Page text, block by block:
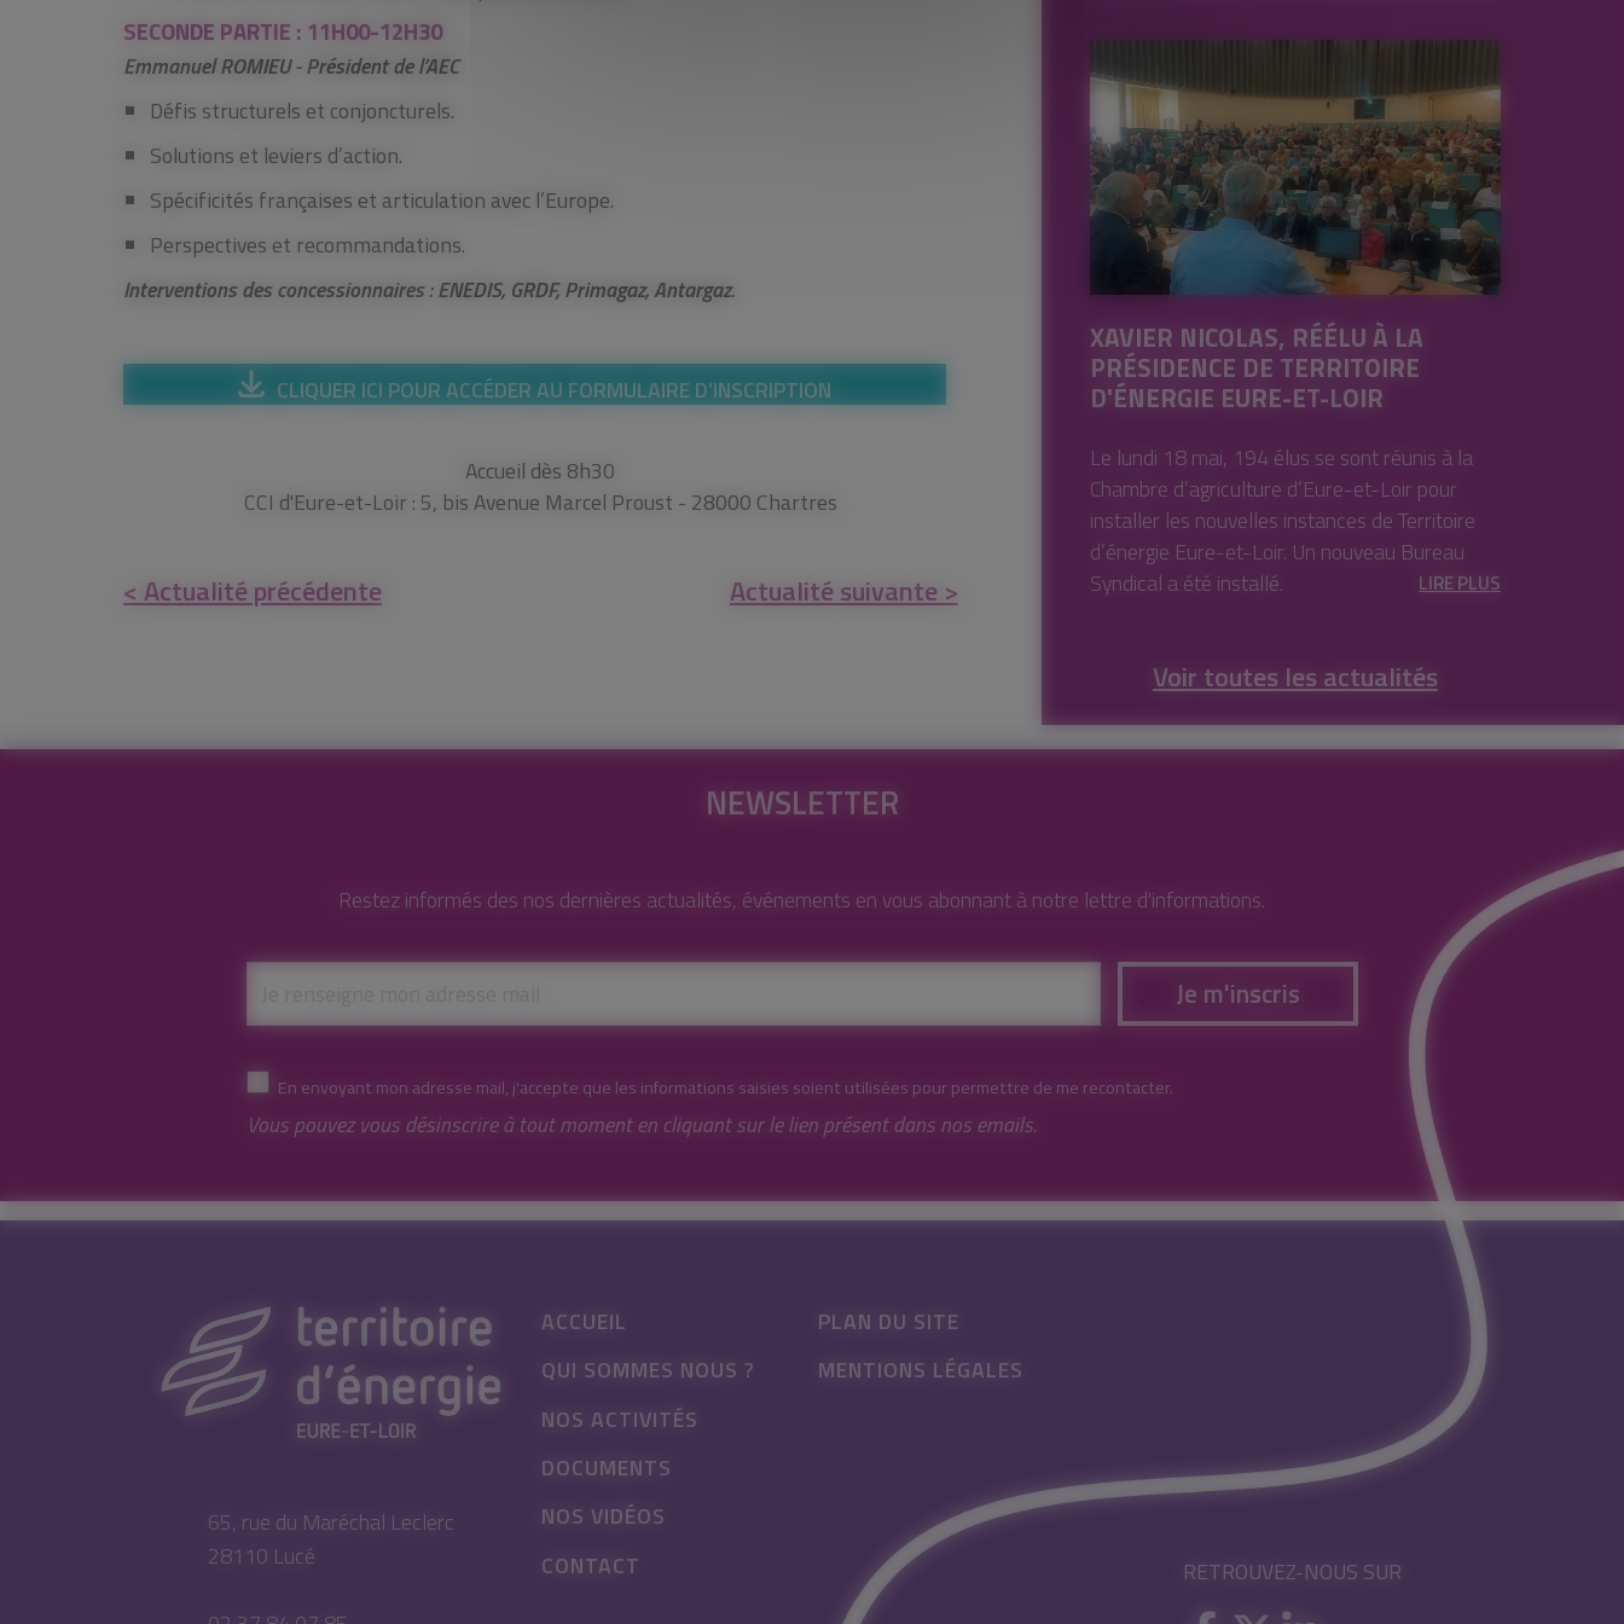
SECONDE PARTIE : 11H00-12H30
Emmanuel ROMIEU - Président de l’AEC
Défis structurels et conjoncturels.
Solutions et leviers d’action.
Spécificités françaises et articulation avec l’Europe.
Perspectives et recommandations.
Interventions des concessionnaires : ENEDIS, GRDF, Primagaz, Antargaz.
CLIQUER ICI POUR ACCÉDER AU FORMULAIRE D'INSCRIPTION
Accueil dès 8h30
CCI d'Eure-et-Loir : 5, bis Avenue Marcel Proust - 28000 Chartres
< Actualité précédente Actualité suivante >
XAVIER NICOLAS, RÉÉLU À LA
PRÉSIDENCE DE TERRITOIRE
D'ÉNERGIE EURE-ET-LOIR
Le lundi 18 mai, 194 élus se sont réunis à la
Chambre d’agriculture d’Eure-et-Loir pour
installer les nouvelles instances de Territoire
d’énergie Eure-et-Loir. Un nouveau Bureau
Syndical a été installé.
LIRE PLUS
Voir toutes les actualités
NEWSLETTER
Restez informés des nos dernières actualités, événements en vous abonnant à notre lettre d'informations.
Je m'inscris
En envoyant mon adresse mail, j'accepte que les informations saisies soient utilisées pour permettre de me recontacter.
Vous pouvez vous désinscrire à tout moment en cliquant sur le lien présent dans nos emails.
65, rue du Maréchal Leclerc
28110 Lucé
ACCUEIL
QUI SOMMES NOUS ?
NOS ACTIVITÉS
DOCUMENTS
NOS VIDÉOS
CONTACT
PLAN DU SITE
MENTIONS LÉGALES
RETROUVEZ-NOUS SUR